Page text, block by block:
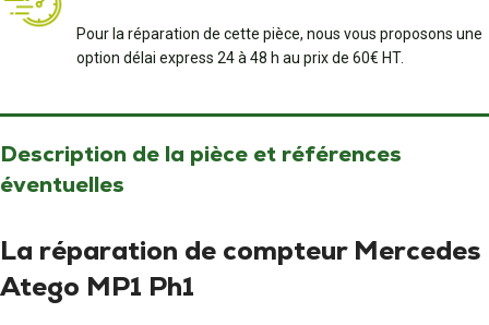
Pour la réparation de cette pièce, nous vous proposons une
option délai express 24 à 48 h au prix de 60€ HT.
Description de la pièce et références
éventuelles
La réparation de compteur Mercedes
Atego MP1 Ph1